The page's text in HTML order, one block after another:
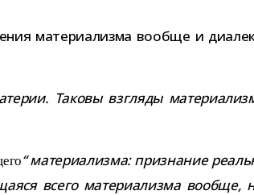
мате­ри­а­лизма вообще и
Таковы взгляды
“ мате­ри­а­лизма: при­зна­ние
всего мате­ри­а­лизма вообще,